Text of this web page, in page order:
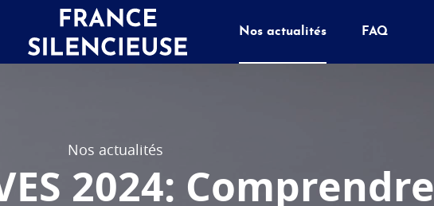
Nos actualités FAQ
Nos actualités
2024: Comprendre